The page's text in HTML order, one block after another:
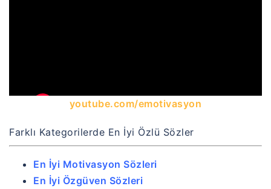
youtube.com/emotivasyon
Farklı Kategorilerde En İyi Özlü Sözler
En İyi Motivasyon Sözleri
En İyi Özgüven Sözleri